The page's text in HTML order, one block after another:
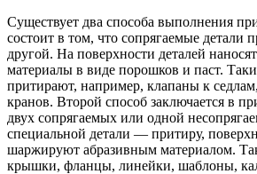
Существует два способа выполнения
состоит в том, что сопрягаемые детали
другой. На поверхности деталей
материалы в виде порошков и паст.
притирают, например, клапаны к
кранов. Второй способ заключается в
двух сопрягаемых или одной
специальной детали — притиру,
шаржируют абразивным материалом.
крышки, фланцы, линейки, шаблоны,